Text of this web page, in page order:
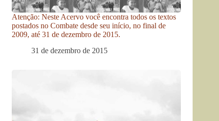
Atenção: Neste Acervo você encontra todos os textos
postados no Combate desde seu início, no final de
2009, até 31 de dezembro de 2015.
31 de dezembro de 2015